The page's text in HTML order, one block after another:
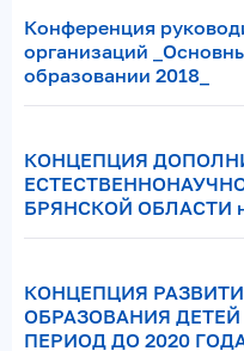
Конференция
организаций
образовании 2018_
КОНЦЕПЦИЯ
БРЯНСКОЙ ОБЛАСТИ
КОНЦЕПЦИЯ
ОБРАЗОВАНИЯ
ПЕРИОД ДО 2020